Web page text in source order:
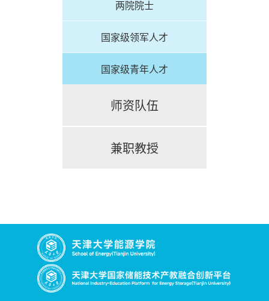
两院院士
国家级领军人才
国家级青年人才
师资队伍
兼职教授